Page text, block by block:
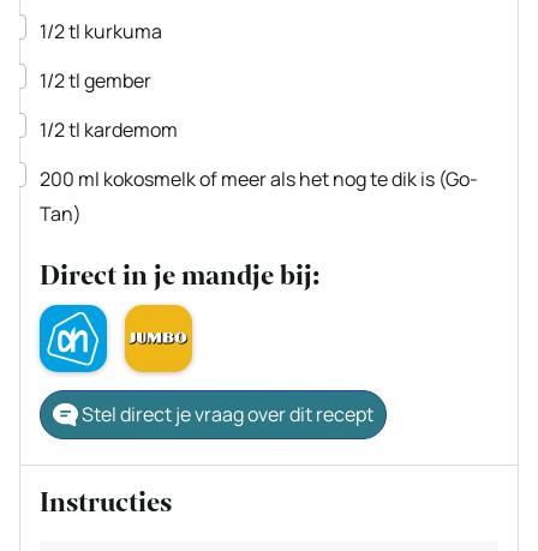
▢
1/2tl kurkuma
▢
1/2tlgember
▢
1/2tl kardemom
▢
200 ml kokosmelkof meer als het nog te dik is (Go-
Tan)
Direct in je mandje bij:
Stel direct je vraag over dit recept
Instructies